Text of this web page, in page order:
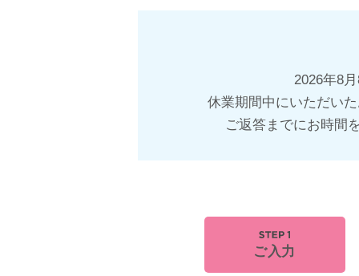
2026年8
休業期間中にいただい
ご返答までにお時間
ご入力